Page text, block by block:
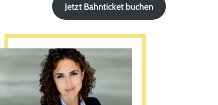
Jetzt Bahnticket buchen